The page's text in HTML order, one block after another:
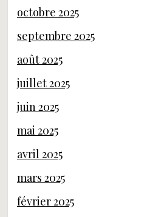
octobre 2025
septembre 2025
août 2025
juillet 2025
juin 2025
mai 2025
avril 2025
mars 2025
février 2025